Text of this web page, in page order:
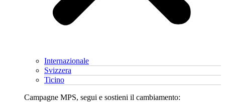
Internazionale
Svizzera
Ticino
Campagne MPS, segui e sostieni il cambiamento: